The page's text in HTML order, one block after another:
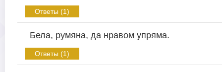
Ответы (1)
Бела, румяна, да нравом упряма.
Ответы (1)